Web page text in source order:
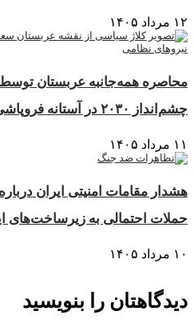
۱۲ مرداد ۱۴۰۵
محاصره همه‌جانبه عربستان
چشم‌انداز ۲۰۳۰ در آستانه فروپاشی
۱۱ مرداد ۱۴۰۵
هشدار مقامات امنیتی ایران
حملات احتمالی به زیرساخت‌های
۱۰ مرداد ۱۴۰۵
دیدگاهتان را بنویسید